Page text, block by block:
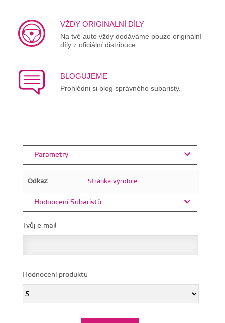
VŽDY ORIGINALNÍ DÍLY
Na tvé auto vždy dodáváme pouze originální
díly z oficiální distribuce.
BLOGUJEME
Prohlédni si blog správného subaristy.
Parametry
Odkaz: Stránka výrobce
Hodnocení Subaristů
Tvůj e-mail
Hodnocení produktu